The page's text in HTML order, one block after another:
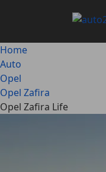
principale
Home
Auto
Opel
Opel Zafira
Opel Zafira Life